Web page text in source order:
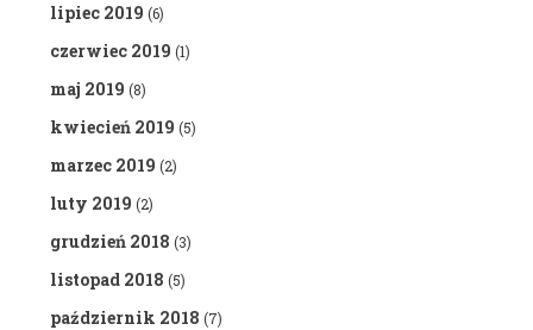
lipiec 2019 (6)
czerwiec 2019 (1)
maj 2019 (8)
kwiecień 2019 (5)
marzec 2019 (2)
luty 2019 (2)
grudzień 2018 (3)
listopad 2018 (5)
październik 2018 (7)